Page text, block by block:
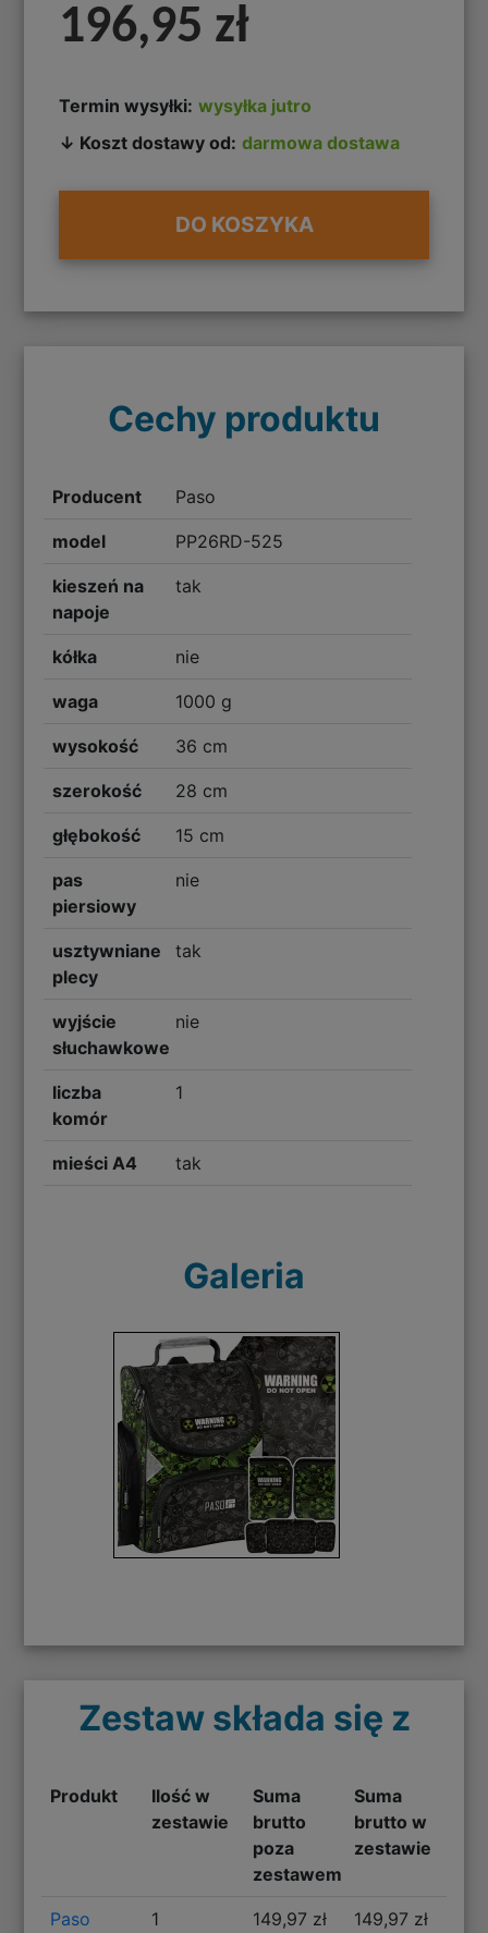
196,95 zł
Termin wysyłki: wysyłka jutro
↓ Koszt dostawy od: darmowa dostawa
DO KOSZYKA
Cechy produktu
Producent Paso
model PP26RD-525
kieszeń na
napoje
tak
kółka nie
waga 1000 g
wysokość 36 cm
szerokość 28 cm
głębokość 15 cm
pas
piersiowy
nie
usztywniane
plecy
tak
wyjście
słuchawkowe
nie
liczba
komór
1
mieści A4 tak
Galeria
Zestaw składa się z
Produkt
Ilość w
zestawie
Suma
brutto
poza
zestawem
Suma
brutto w
zestawie
Paso 1 149,97 zł 149,97 zł